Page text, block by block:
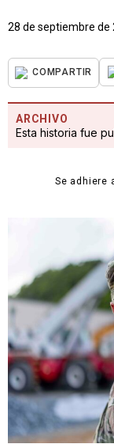
28 de septiembre de
COMPARTIR
ARCHIVO
Esta historia fue
Se adhiere